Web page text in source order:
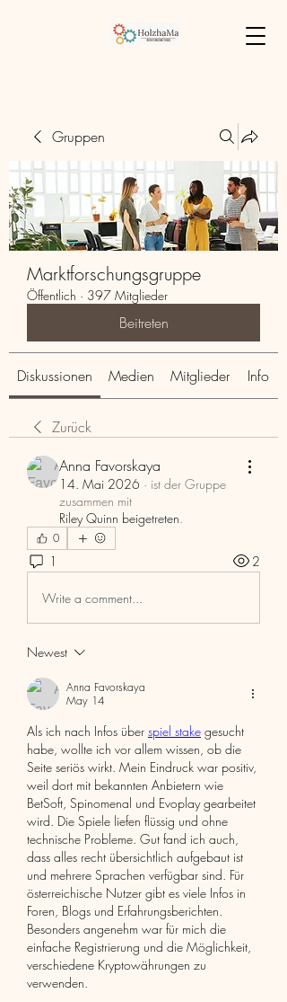
Gruppen
Marktforschungsgruppe
Öffentlich · 397 Mitglieder
Beitreten
Diskussionen Medien Mitglieder Info
Zurück
Anna Favorskaya
14. Mai 2026 · ist der Gruppe
zusammen mit
Riley Quinn beigetreten.
0
1 2
Write a comment...
Newest
Anna Favorskaya
May 14
Als ich nach Infos über spiel stake gesucht
habe, wollte ich vor allem wissen, ob die
Seite seriös wirkt. Mein Eindruck war positiv,
weil dort mit bekannten Anbietern wie
BetSoft, Spinomenal und Evoplay gearbeitet
wird. Die Spiele liefen flüssig und ohne
technische Probleme. Gut fand ich auch,
dass alles recht übersichtlich aufgebaut ist
und mehrere Sprachen verfügbar sind. Für
österreichische Nutzer gibt es viele Infos in
Foren, Blogs und Erfahrungsberichten.
Besonders angenehm war für mich die
einfache Registrierung und die Möglichkeit,
verschiedene Kryptowährungen zu
verwenden.